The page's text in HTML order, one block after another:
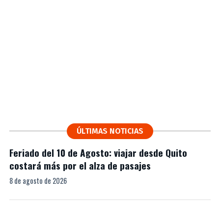
ÚLTIMAS NOTICIAS
Feriado del 10 de Agosto: viajar desde Quito
costará más por el alza de pasajes
8 de agosto de 2026